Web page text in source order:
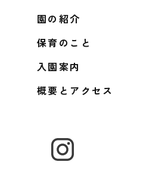
園の紹介
保育のこと
入園案内
概要とアクセス